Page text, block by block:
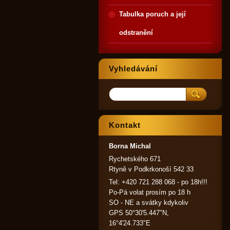
Tabulka poruch a její
odstranění
Vyhledávání
Kontakt
Borna Michal
Rychetského 671
Rtyně v Podkrkonoší 542 33
Tel: +420 721 288 068 - po 18h!!!
Po-Pá volat prosím po 18 h
SO - NE a svátky kdykoliv
GPS 50°30'5.447"N,
16°4'24.733"E